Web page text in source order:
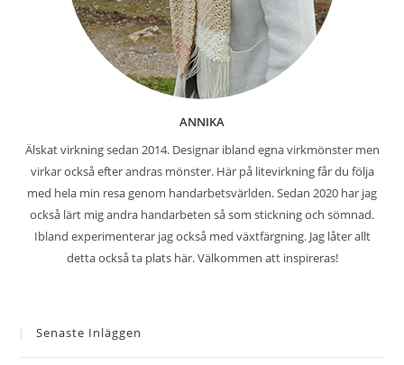
ANNIKA
Älskat virkning sedan 2014. Designar ibland egna virkmönster men
virkar också efter andras mönster. Här på litevirkning får du följa
med hela min resa genom handarbetsvärlden. Sedan 2020 har jag
också lärt mig andra handarbeten så som stickning och sömnad.
Ibland experimenterar jag också med växtfärgning. Jag låter allt
detta också ta plats här. Välkommen att inspireras!
Senaste Inläggen